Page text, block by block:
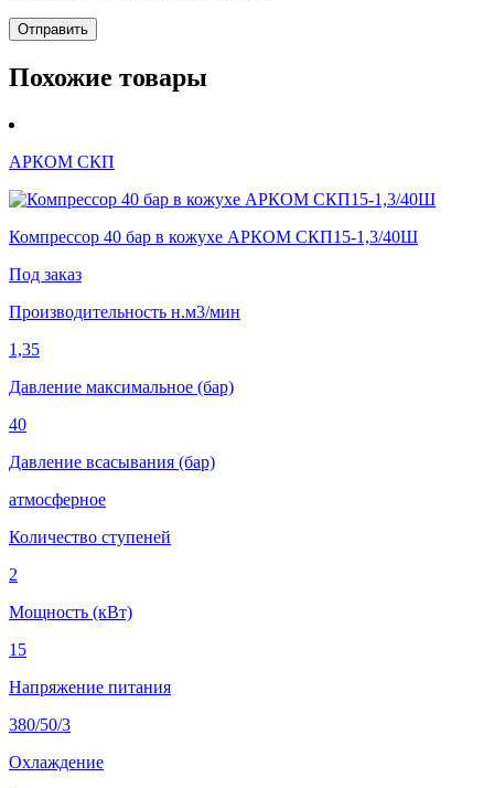
Похожие товары
АРКОМ СКП
Компрессор 40 бар в кожухе АРКОМ СКП15-1,3/40Ш
Под заказ
Производительность н.м3/мин
1,35
Давление максимальное (бар)
40
Давление всасывания (бар)
атмосферное
Количество ступеней
2
Мощность (кВт)
15
Напряжение питания
380/50/3
Охлаждение